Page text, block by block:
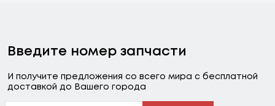
Введите номер запчасти
И получите предложения со всего мира с бесплатной
доставкой до Вашего города